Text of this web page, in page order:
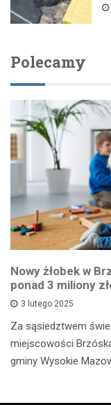
Polecamy
Nowy żłobek w
ponad 3 miliony
3 lutego 2025
Za sąsiedztwem
miejscowości
gminy Wysokie